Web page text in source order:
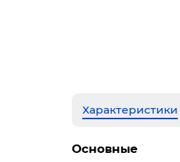
Характеристики
Основные